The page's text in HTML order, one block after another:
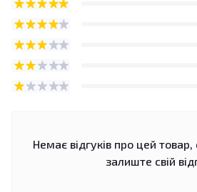
Немає відгуків про цей
залиште свій